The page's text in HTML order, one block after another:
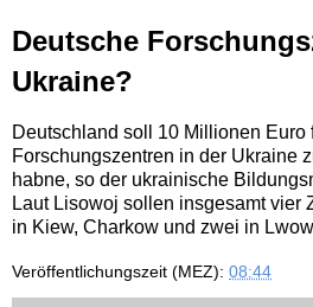
Deutsche
Ukraine?
Deutschland soll 10 Millionen Euro
Forschungszentren in der Ukraine
habne, so der ukrainische
Laut Lisowoj sollen insgesamt vier
in Kiew, Charkow und zwei in
Veröffentlichungszeit (MEZ): 08:44